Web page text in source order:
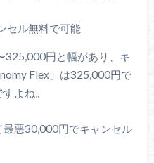
セル無料で可能
325,000円と幅があり、キ
Flex」は325,000円で
よね。
悪30,000円でキャンセル